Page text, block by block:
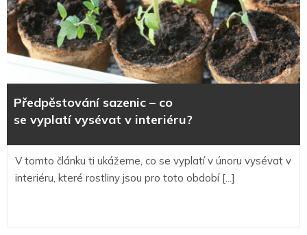
co
se
Předpěstování sazenic – co
se vyplatí vysévat v interiéru?
V tomto článku ti ukážeme, co se vyplatí v únoru vysévat v
interiéru, které rostliny jsou pro toto období [...]